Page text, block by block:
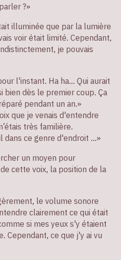
?»
illuminée que par la lumière
voir était limité. Cependant,
je pouvais
l'instant. Ha ha... Qui aurait
bien dès le premier coup. Ça
pendant un an.»
que je venais d'entendre
très familière.
dans ce genre d'endroit ...»
un moyen pour
cette voix, la position de la
le volume sonore
clairement ce qui était
si mes yeux s'y étaient
Cependant, ce que j'y ai vu